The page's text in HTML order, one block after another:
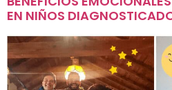
EN NIÑOS